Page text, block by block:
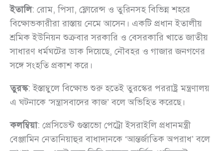
ইতালি: রোম, পিসা, ফ্লোরেন্স ও তুরিনসহ বিভিন্ন শহরে
বিক্ষোভকারীরা রাস্তায় নেমে আসেন। একটি প্রধান ইতালীয়
শ্রমিক ইউনিয়ন শুক্রবার সরকারি ও বেসরকারি খাতে জাতীয়
সাধারণ ধর্মঘটের ডাক দিয়েছে, নৌবহর ও গাজার জনগণের
সঙ্গে সংহতি প্রকাশ করে।
তুরস্ক: ইস্তাম্বুলে বিক্ষোভ শুরু হতেই তুরস্কের পররাষ্ট্র মন্ত্রণালয়
এ ঘটনাকে ‘সন্ত্রাসবাদের কাজ’ বলে অভিহিত করেছে।
কলম্বিয়া: প্রেসিডেন্ট গুস্তাভো পেট্রো ইসরাইলি প্রধানমন্ত্রী
বেঞ্জামিন নেতানিয়াহুর বাধাদানকে ‘আন্তর্জাতিক অপরাধ’ বলে